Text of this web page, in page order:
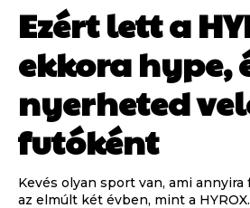
Ezért lett a
ekkora hype,
nyerheted
futóként
Kevés olyan sport van, ami
az elmúlt két évben, mint a